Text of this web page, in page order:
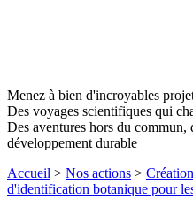
Menez à bien d'incroyables
Des voyages scientifiques qui
Des aventures hors du commun,
développement durable
Accueil > Nos actions >
d'identification botanique pour